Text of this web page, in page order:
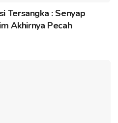
Tersangka : Senyap
Akhirnya Pecah